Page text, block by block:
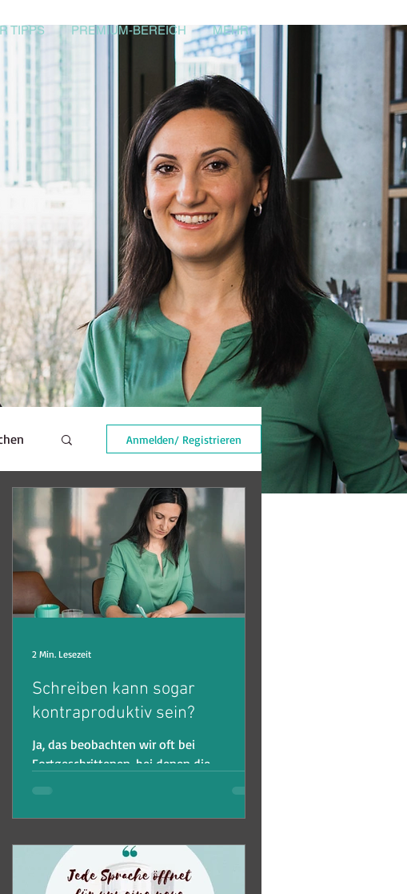
TIPPS PREMIUM-BEREICH MEHR
Anmelden/ Registrieren
Schreiben kann sogar
kontraproduktiv sein?
Ja, das beobachten wir oft bei
Fortgeschrittenen, bei denen die
Sprachkenntnisse stagnieren. Das
2 Min. Lesezeit